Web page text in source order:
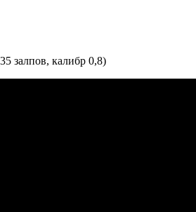
залпов, калибр 0,8)